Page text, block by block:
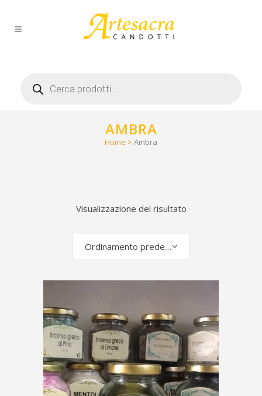
search
AMBRA
Home > Ambra
Visualizzazione del risultato
Ordinamento predefinito